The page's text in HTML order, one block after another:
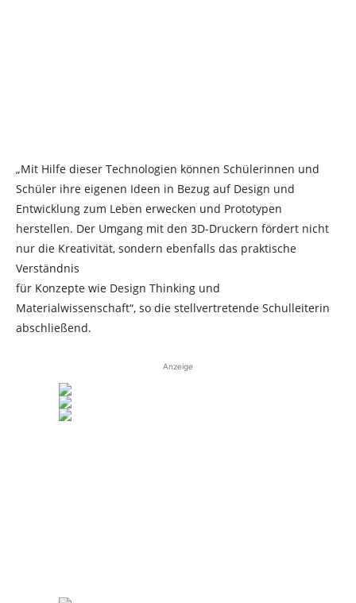
„Mit Hilfe dieser Technologien können Schülerinnen und
Schüler ihre eigenen Ideen in Bezug auf Design und
Entwicklung zum Leben erwecken und Prototypen
herstellen. Der Umgang mit den 3D-Druckern fördert nicht
nur die Kreativität, sondern ebenfalls das praktische
Verständnis
für Konzepte wie Design Thinking und
Materialwissenschaft“, so die stellvertretende Schulleiterin
abschließend.
Anzeige